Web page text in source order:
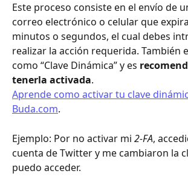
Este proceso consiste en el envío de
correo electrónico o celular que
minutos o segundos, el cual debes
realizar la acción requerida. También
como “Clave Dinámica” y es
tenerla activada.
Aprende como activar tu clave
Buda.com.
Ejemplo: Por no activar mi 2-FA,
cuenta de Twitter y me cambiaron la
puedo acceder.